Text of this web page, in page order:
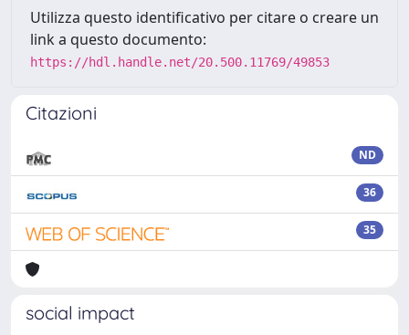
Utilizza questo identificativo per citare o creare un
link a questo documento:
https://hdl.handle.net/20.500.11769/49853
Citazioni
ND
36
35
social impact